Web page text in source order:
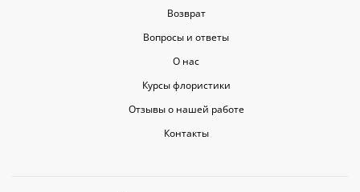
Возврат
Вопросы и ответы
О нас
Курсы флористики
Отзывы о нашей работе
Контакты